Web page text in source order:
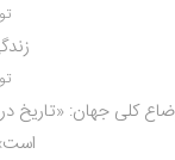
کلی جهان: